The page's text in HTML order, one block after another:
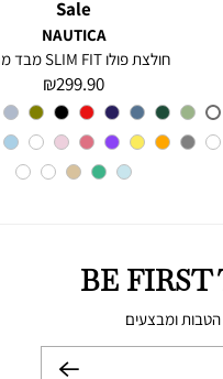
Sale
NAUTICA
חולצת פולו SLIM FIT מבד מנדף
מחיר
מוצר
299.90 ₪
צבע
A6M
BE
ומבצעים